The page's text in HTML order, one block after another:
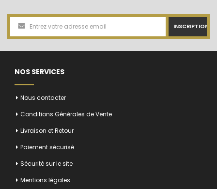
INSCRIPTION
NOS SERVICES
Nous contacter
Conditions Générales de Vente
Livraison et Retour
Paiement sécurisé
Sécurité sur le site
Mentions légales